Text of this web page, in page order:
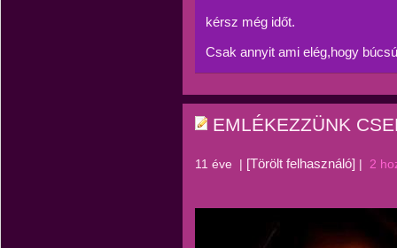
kérsz még időt.
Csak annyit ami elég,hogy
EMLÉKEZZÜNK
11 éve | [Törölt felhasználó] | 2